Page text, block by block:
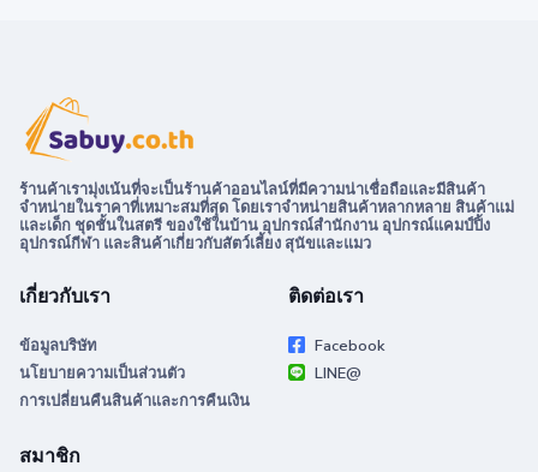
ร้านค้าเรามุ่งเน้นที่จะเป็นร้านค้าออนไลน์ที่มีความน่าเชื่อถือและมีสินค้า
จำหน่ายในราคาที่เหมาะสมที่สุด โดยเราจำหน่ายสินค้าหลากหลาย สินค้าแม่
และเด็ก ชุดชั้นในสตรี ของใช้ในบ้าน อุปกรณ์สำนักงาน อุปกรณ์แคมป์ปิ้ง
อุปกรณ์กีฬา และสินค้าเกี่ยวกับสัตว์เลี้ยง สุนัขและแมว
เกี่ยวกับเรา
ข้อมูลบริษัท
นโยบายความเป็นส่วนตัว
การเปลี่ยนคืนสินค้าและการคืนเงิน
ติดต่อเรา
Facebook
LINE@
สมาชิก